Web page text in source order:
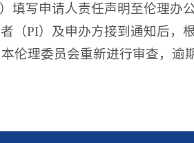
填写申请人责任声明至伦理办
（PI）及申办方接到通知后，
伦理委员会重新进行审查，逾